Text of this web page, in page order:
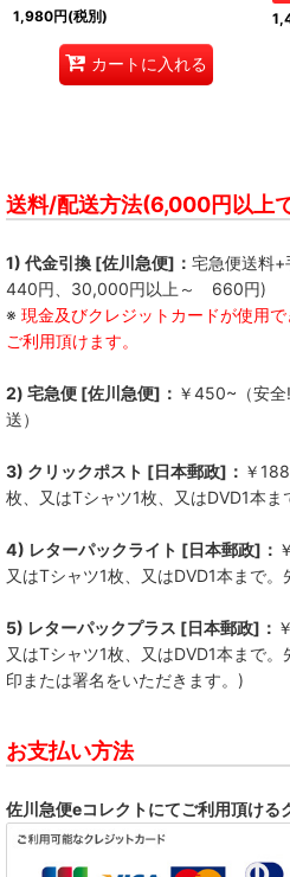
1,980円(税別)
カートに入れる
送料/配送方法(6,000円以上
1) 代金引換 [佐川急便]： 宅急便送料
440円、30,000円以上～ 660円)
※ 現金及びクレジットカードが使用
ご利用頂けます。
2) 宅急便 [佐川急便]： ￥450~（安
送）
3) クリックポスト [日本郵政]： ￥188
枚、又はTシャツ1枚、又はDVD1本
4) レターパックライト [日本郵政]：
又はTシャツ1枚、又はDVD1本まで
5) レターパックプラス [日本郵政]：
又はTシャツ1枚、又はDVD1本まで
印または署名をいただきます。)
お支払い方法
佐川急便eコレクトにてご利用頂ける